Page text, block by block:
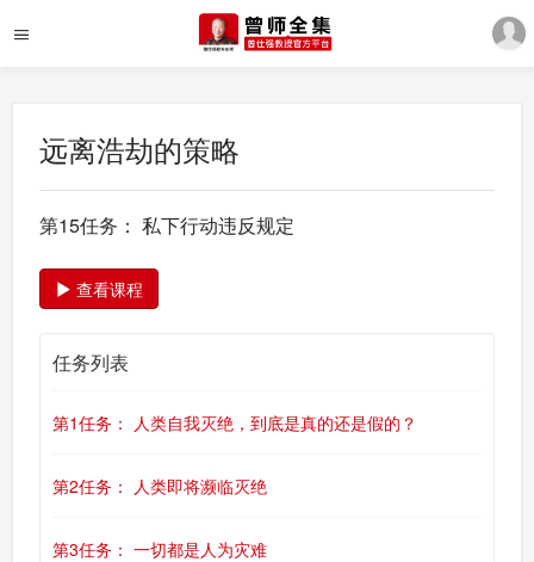
远离浩劫的策略
第15任务： 私下行动违反规定
查看课程
任务列表
第1任务： 人类自我灭绝，到底是真的还是假的？
第2任务： 人类即将濒临灭绝
第3任务： 一切都是人为灾难